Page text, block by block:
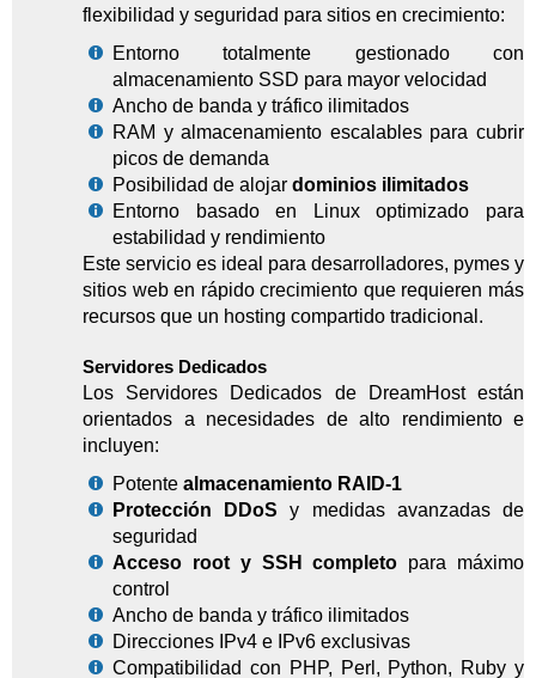
flexibilidad y seguridad para sitios en crecimiento:
Entorno totalmente gestionado con
almacenamiento SSD para mayor velocidad
Ancho de banda y tráfico ilimitados
RAM y almacenamiento escalables para cubrir
picos de demanda
Posibilidad de alojar dominios ilimitados
Entorno basado en Linux optimizado para
estabilidad y rendimiento
Este servicio es ideal para desarrolladores, pymes y
sitios web en rápido crecimiento que requieren más
recursos que un hosting compartido tradicional.
Servidores Dedicados
Los Servidores Dedicados de DreamHost están
orientados a necesidades de alto rendimiento e
incluyen:
Potente almacenamiento RAID-1
Protección DDoS y medidas avanzadas de
seguridad
Acceso root y SSH completo para máximo
control
Ancho de banda y tráfico ilimitados
Direcciones IPv4 e IPv6 exclusivas
Compatibilidad con PHP, Perl, Python, Ruby y